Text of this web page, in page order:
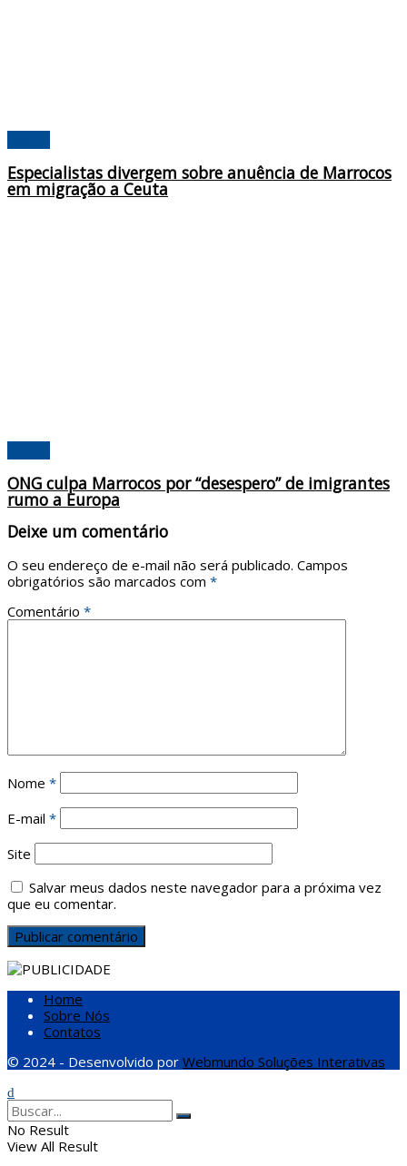
Especialistas divergem sobre anuência de Marrocos
em migração a Ceuta
ONG culpa Marrocos por “desespero” de imigrantes
rumo a Europa
Deixe um comentário
O seu endereço de e-mail não será publicado. Campos
obrigatórios são marcados com *
Comentário *
Nome *
E-mail *
Site
Salvar meus dados neste navegador para a próxima vez
que eu comentar.
Home
Sobre Nós
Contatos
© 2024 - Desenvolvido por Webmundo Soluções Interativas
No Result
View All Result